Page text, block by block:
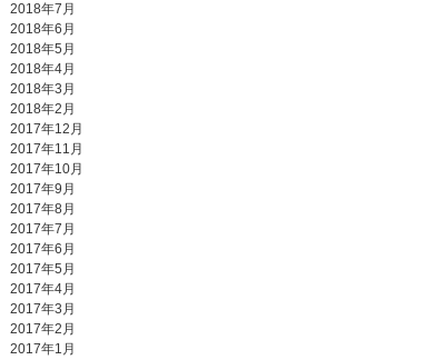
2018年7月
2018年6月
2018年5月
2018年4月
2018年3月
2018年2月
2017年12月
2017年11月
2017年10月
2017年9月
2017年8月
2017年7月
2017年6月
2017年5月
2017年4月
2017年3月
2017年2月
2017年1月